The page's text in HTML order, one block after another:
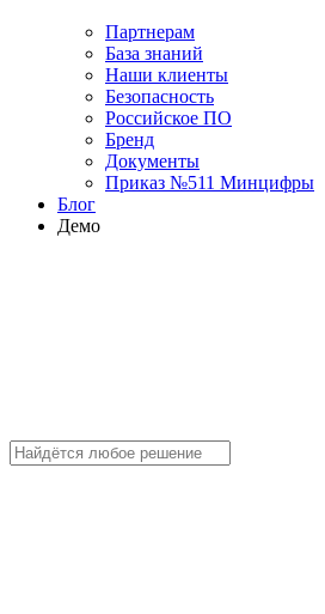
Партнерам
База знаний
Наши клиенты
Безопасность
Российское ПО
Бренд
Документы
Приказ №511 Минцифры
Блог
Демо